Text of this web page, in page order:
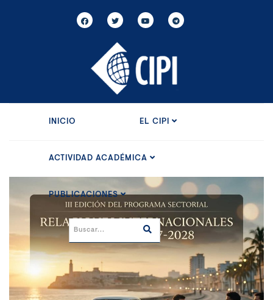
INICIO EL CIPI
ACTIVIDAD ACADÉMICA
PUBLICACIONES